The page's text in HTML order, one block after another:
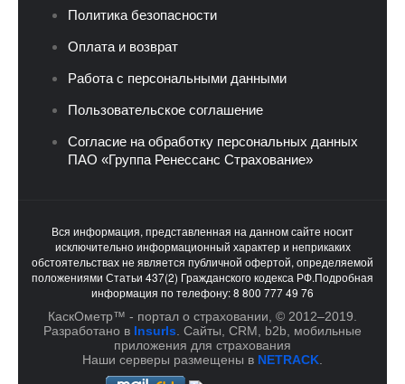
Политика безопасности
Оплата и возврат
Работа с персональными данными
Пользовательское соглашение
Согласие на обработку персональных данных
ПАО «Группа Ренессанс Страхование»
Вся информация, представленная на данном сайте носит
исключительно информационный характер и неприкаких
обстоятельствах не является публичной офертой, определяемой
положениями Статьи 437(2) Гражданского кодекса РФ.Подробная
информация по телефону: 8 800 777 49 76
КаскОметр™ - портал о страховании, © 2012–2019.
Разработано в InsurIs . Cайты, CRM, b2b, мобильные
приложения для страхования
Наши серверы размещены в NETRACK